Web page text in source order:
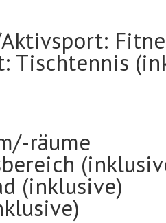
Tischtennis
räume
(inklusive)